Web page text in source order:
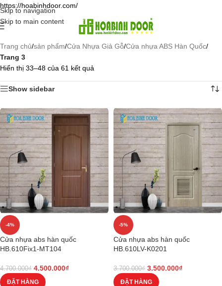
https://hoabinhdoor.com/
Skip to navigation
Skip to main content
Trang chủ/sản phẩm/Cửa Nhựa Giả Gỗ/Cửa nhựa ABS Hàn Quốc/
Trang 3
Hiển thị 33–48 của 61 kết quả
Show sidebar
-4%
Cửa nhựa abs hàn quốc
HB.610Fix1-MT104
4.700.000₫ 4.500.000₫
ĐẶT HÀNG
-5%
Cửa nhựa abs hàn quốc
HB.610LV-K0201
3.700.000₫ 3.500.000₫
ĐẶT HÀNG